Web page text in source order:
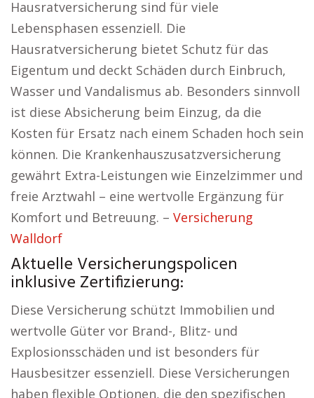
Hausratversicherung sind für viele
Lebensphasen essenziell. Die
Hausratversicherung bietet Schutz für das
Eigentum und deckt Schäden durch Einbruch,
Wasser und Vandalismus ab. Besonders sinnvoll
ist diese Absicherung beim Einzug, da die
Kosten für Ersatz nach einem Schaden hoch sein
können. Die Krankenhauszusatzversicherung
gewährt Extra-Leistungen wie Einzelzimmer und
freie Arztwahl – eine wertvolle Ergänzung für
Komfort und Betreuung. – Versicherung
Walldorf
Aktuelle Versicherungspolicen
inklusive Zertifizierung:
Diese Versicherung schützt Immobilien und
wertvolle Güter vor Brand-, Blitz- und
Explosionsschäden und ist besonders für
Hausbesitzer essenziell. Diese Versicherungen
haben flexible Optionen, die den spezifischen